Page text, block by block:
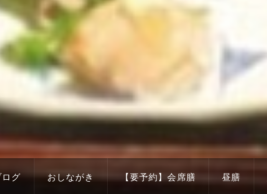
ログ おしながき 【要予約】会席膳 昼膳